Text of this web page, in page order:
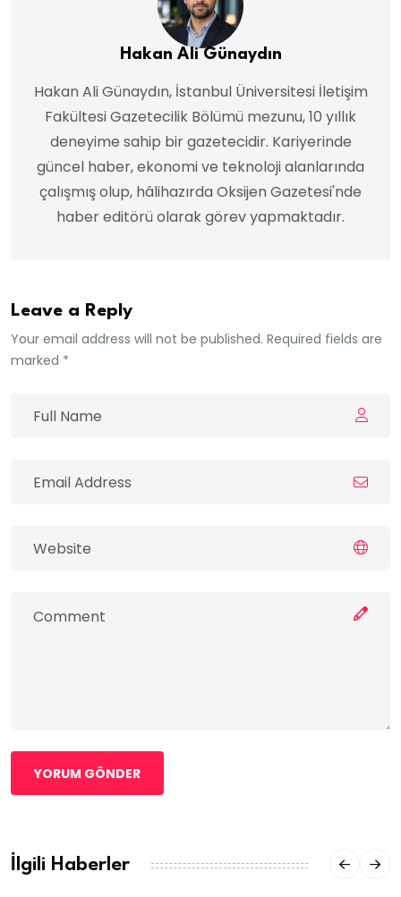
Hakan Ali Günaydın
Hakan Ali Günaydın, İstanbul Üniversitesi İletişim
Fakültesi Gazetecilik Bölümü mezunu, 10 yıllık
deneyime sahip bir gazetecidir. Kariyerinde
güncel haber, ekonomi ve teknoloji alanlarında
çalışmış olup, hâlihazırda Oksijen Gazetesi'nde
haber editörü olarak görev yapmaktadır.
Leave a Reply
Your email address will not be published. Required fields are
marked *
YORUM GÖNDER
İlgili Haberler